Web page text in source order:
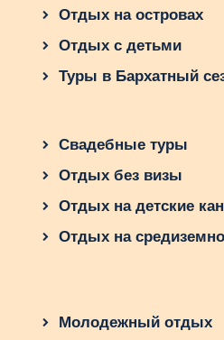
Спокойная
Фесом.
2. Руины
сохранившимися
колоннами.
3. Города Ифран
и чистоты.
Отдых на островах
Отдых с детьми
Туры в Бархатный
Свадебные туры
Отдых без визы
Отдых на детские
Отдых на
Молодежный отдых